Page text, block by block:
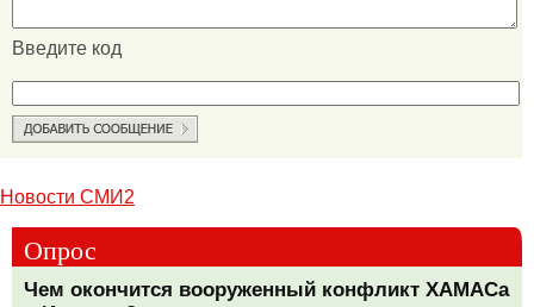
Введите код
Новости СМИ2
Опрос
Чем окончится вооруженный конфликт ХАМАСа